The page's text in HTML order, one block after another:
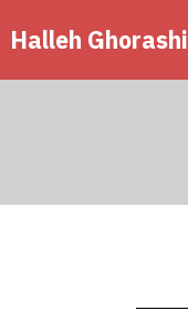
Halleh Ghorashi